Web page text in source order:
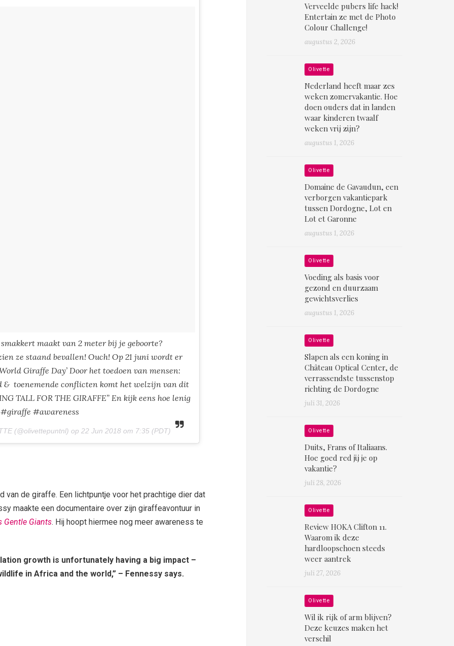
maakt van 2 meter bij je geboorte?
ze staand bevallen! Ouch! Op 21 juni wordt er
Giraffe Day’ Door het toedoen van mensen:
& toenemende conflicten komt het welzijn van dit
TALL FOR THE GIRAFFE” En kijk eens hoe lenig
#giraffe #awareness
(@olivettepuntnl) op 22 Jun 2018 om 7:35 (PDT)
van de giraffe. Een lichtpuntje voor het prachtige dier dat
maakte een documentaire over zijn giraffeavontuur in
Gentle Giants. Hij hoopt hiermee nog meer awareness te
growth is unfortunately having a big impact –
in Africa and the world,” – Fennessy says.
Verveelde pubers life hack!
Entertain ze met de Photo
Colour Challenge!
augustus 2, 2026
Olivette
Nederland heeft maar zes
weken zomervakantie. Hoe
doen ouders dat in landen
waar kinderen twaalf
weken vrij zijn?
augustus 1, 2026
Olivette
Domaine de Gavaudun, een
verborgen vakantiepark
tussen Dordogne, Lot en
Lot et Garonne
augustus 1, 2026
Olivette
Voeding als basis voor
gezond en duurzaam
gewichtsverlies
augustus 1, 2026
Olivette
Slapen als een koning in
Château Optical Center, de
verrassendste tussenstop
richting de Dordogne
juli 31, 2026
Olivette
Duits, Frans of Italiaans.
Hoe goed red jij je op
vakantie?
juli 28, 2026
Olivette
Review HOKA Clifton 11.
Waarom ik deze
hardloopschoen steeds
weer aantrek
juli 27, 2026
Olivette
Wil ik rijk of arm blijven?
Deze keuzes maken het
verschil